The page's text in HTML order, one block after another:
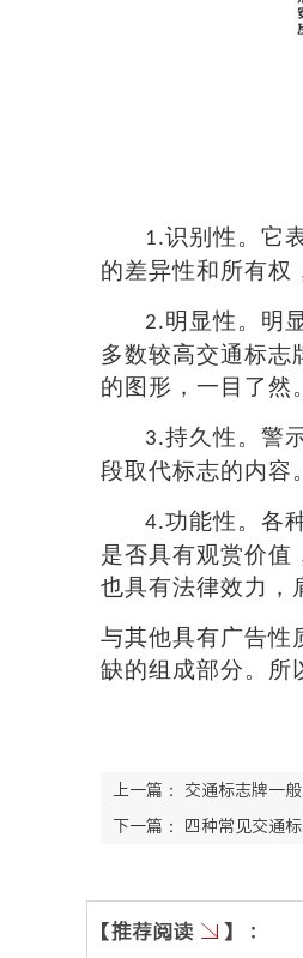
1.识别性。它
的差异性和所有权
2.明显性。明
多数较高交通标志
的图形，一目了然。
3.持久性。 警
段取代标志的内容
4.功能性。各
是否具有观赏价值
也具有法律效力，
与其他具有广告性
缺的组成部分。 所
上一篇： 交通标志牌一
下一篇： 四种常见交通